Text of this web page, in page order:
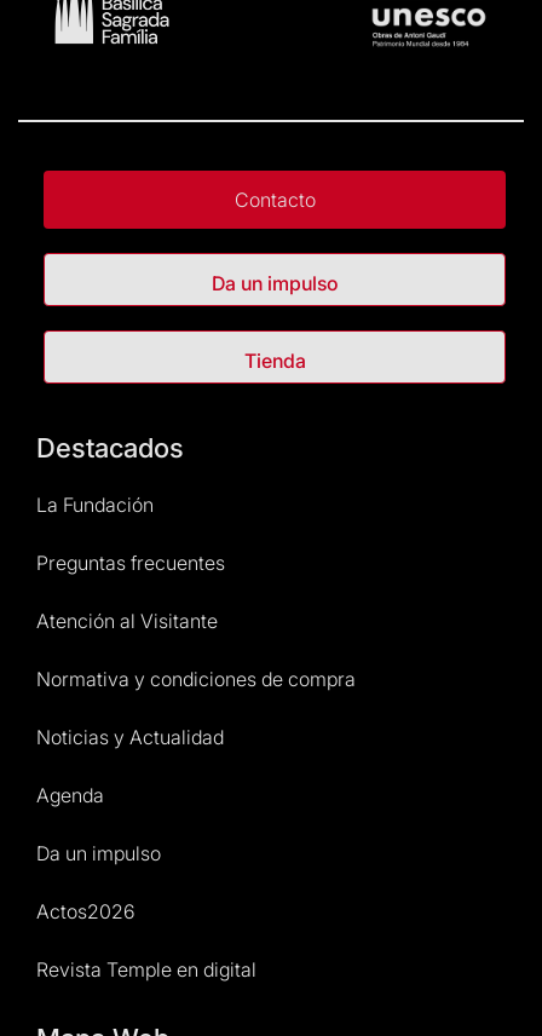
Contacto
Da un impulso
Tienda
Destacados
La Fundación
Preguntas frecuentes
Atención al Visitante
Normativa y condiciones de compra
Noticias y Actualidad
Agenda
Da un impulso
Actos2026
Revista Temple en digital